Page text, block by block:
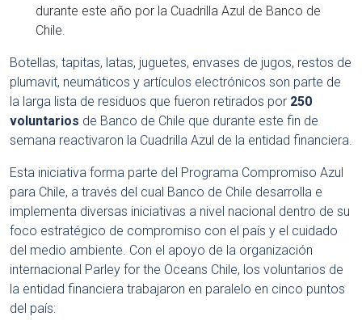
durante este año por la Cuadrilla Azul de Banco de
Chile.
Botellas, tapitas, latas, juguetes, envases de jugos, restos de
plumavit, neumáticos y artículos electrónicos son parte de
la larga lista de residuos que fueron retirados por 250
voluntarios de Banco de Chile que durante este fin de
semana reactivaron la Cuadrilla Azul de la entidad financiera.
Esta iniciativa forma parte del Programa Compromiso Azul
para Chile, a través del cual Banco de Chile desarrolla e
implementa diversas iniciativas a nivel nacional dentro de su
foco estratégico de compromiso con el país y el cuidado
del medio ambiente. Con el apoyo de la organización
internacional Parley for the Oceans Chile, los voluntarios de
la entidad financiera trabajaron en paralelo en cinco puntos
del país: